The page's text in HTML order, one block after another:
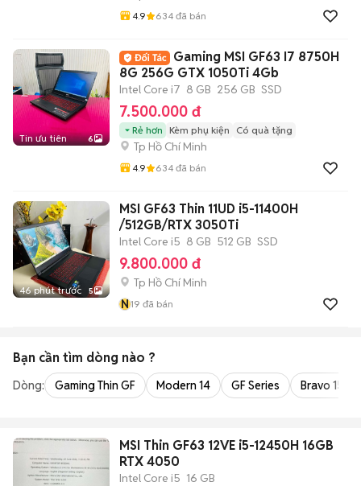
4.9 634 đã bán
Tin ưu tiên 6
Gaming MSI GF63 I7 8750H
8G 256G GTX 1050Ti 4Gb
Intel Core i7 8 GB 256 GB SSD
7.500.000 đ
Rẻ hơn Kèm phụ kiện Có quà tặng
Tp Hồ Chí Minh
4.9 634 đã bán
46 phút trước 5
MSI GF63 Thin 11UD i5-11400H
/512GB/RTX 3050Ti
Intel Core i5 8 GB 512 GB SSD
9.800.000 đ
Tp Hồ Chí Minh
N19 đã bán
Bạn cần tìm dòng nào ?
Dòng: Gaming Thin GF Modern 14 GF Series Bravo 15
MSI Thin GF63 12VE i5-12450H 16GB
RTX 4050
Intel Core i5 16 GB